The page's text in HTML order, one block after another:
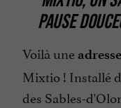
PAUSE
Voilà une
Mixtio ! Installé
des Sables-